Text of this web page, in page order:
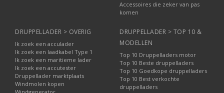
Accessoires die zeker van pas
komen
DRUPPELLADER > OVERIG
Ik zoek een acculader
Ik zoek een laadkabel Type 1
Ik zoek een maritieme lader
Ik zoek een accutester
Druppellader marktplaats
Windmolen kopen
DRUPPELLADER > TOP 10 &
MODELLEN
Top 10 Druppelladers motor
Top 10 Beste druppelladers
Top 10 Goedkope druppelladers
Top 10 Best verkochte
druppelladers